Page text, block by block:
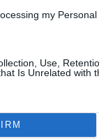
my
Use,
Is Unrelated with